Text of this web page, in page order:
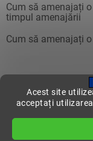
Acest site
acceptați
Cum să amenajați
timpul amenajării
Cum să amenajați